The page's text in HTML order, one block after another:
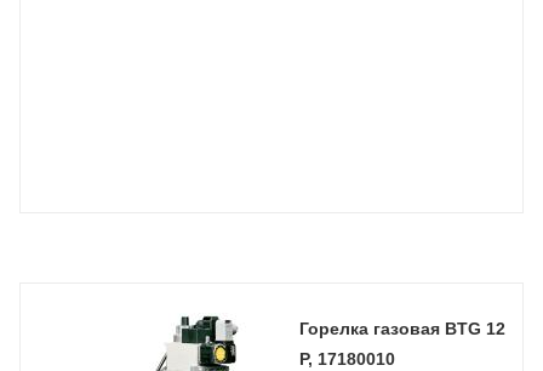
Горелка газовая BTG 12
P, 17180010